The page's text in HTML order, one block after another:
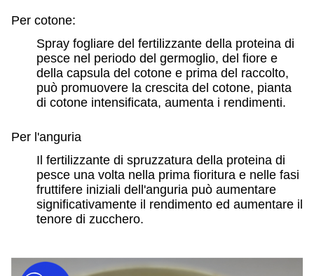
Per cotone:
Spray fogliare del fertilizzante della proteina di
pesce nel periodo del germoglio, del fiore e
della capsula del cotone e prima del raccolto,
può promuovere la crescita del cotone, pianta
di cotone intensificata, aumenta i rendimenti.
Per l'anguria
Il fertilizzante di spruzzatura della proteina di
pesce una volta nella prima fioritura e nelle fasi
fruttifere iniziali dell'anguria può aumentare
significativamente il rendimento ed aumentare il
tenore di zucchero.